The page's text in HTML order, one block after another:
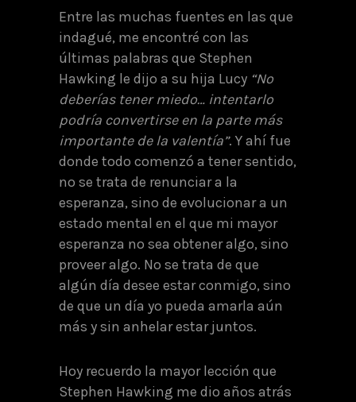
Entre las muchas fuentes en las que
indagué, me encontré con las
últimas palabras que Stephen
Hawking le dijo a su hija Lucy “No
deberías tener miedo… intentarlo
podría convertirse en la parte más
importante de la valentía”. Y ahí fue
donde todo comenzó a tener sentido,
no se trata de renunciar a la
esperanza, sino de evolucionar a un
estado mental en el que mi mayor
esperanza no sea obtener algo, sino
proveer algo. No se trata de que
algún día desee estar conmigo, sino
de que un día yo pueda amarla aún
más y sin anhelar estar juntos.
Hoy recuerdo la mayor lección que
Stephen Hawking me dio años atrás